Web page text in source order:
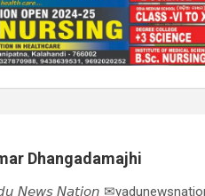
Dhangadamajhi
𝘕𝘦𝘸𝘴 𝘕𝘢𝘵𝘪𝘰𝘯